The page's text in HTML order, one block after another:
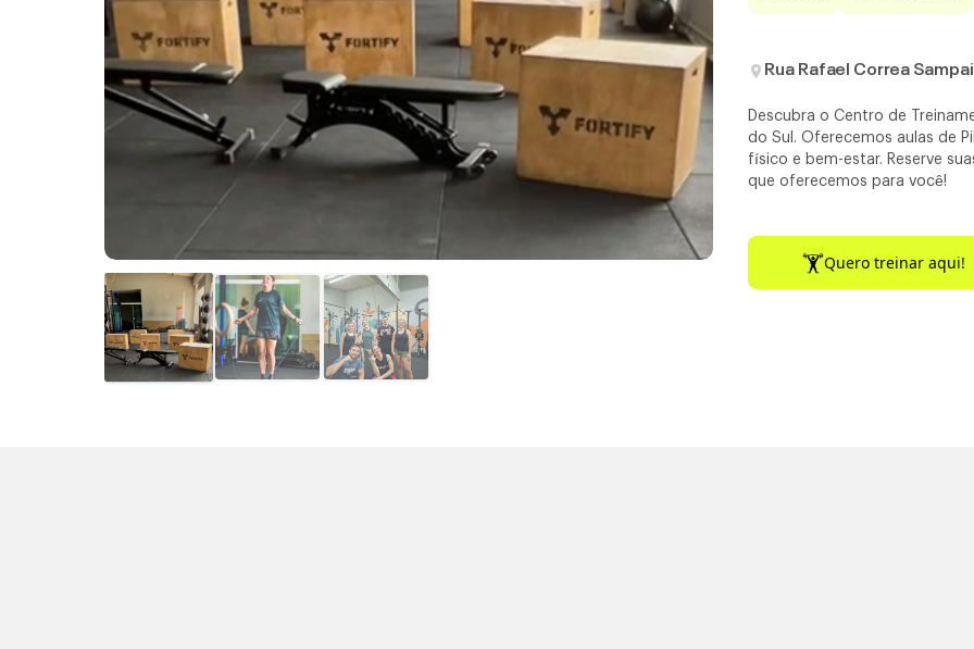
Rua Rafael Correa
Descubra o Centro de
do Sul. Oferecemos aulas de
físico e bem-estar. Reserve
que oferecemos para você!
Quero treinar aqui!